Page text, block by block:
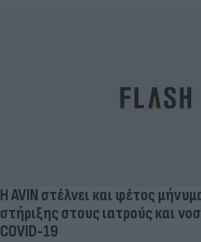
H AVIN στέλνει και φέτος
στήριξης στους ιατρούς και
COVID-19